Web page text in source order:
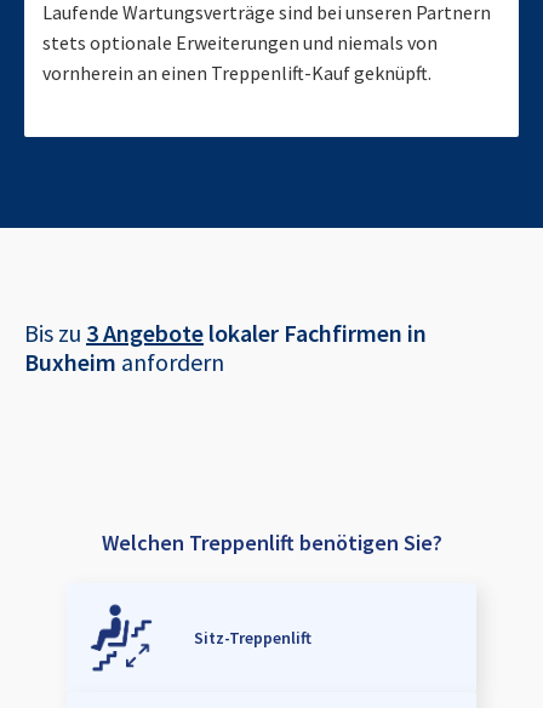
Laufende Wartungsverträge sind bei unseren Partnern
stets optionale Erweiterungen und niemals von
vornherein an einen Treppenlift-Kauf geknüpft.
Bis zu 3 Angebote lokaler Fachfirmen in
Buxheim anfordern
Welchen Treppenlift benötigen Sie?
Sitz-Treppenlift